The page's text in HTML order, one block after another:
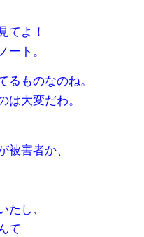
てよ！
ト。
るものなのね。
大変だわ。
害者か、
し、
て